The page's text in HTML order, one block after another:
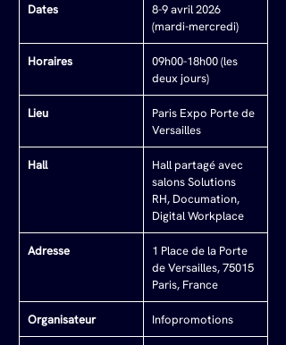
Dates
8-9 avril 2026
(mardi-mercredi)
Horaires
09h00-18h00 (les
deux jours)
Lieu
Paris Expo Porte de
Versailles
Hall
Hall partagé avec
salons Solutions
RH, Documation,
Digital Workplace
Adresse
1 Place de la Porte
de Versailles, 75015
Paris, France
Organisateur Infopromotions